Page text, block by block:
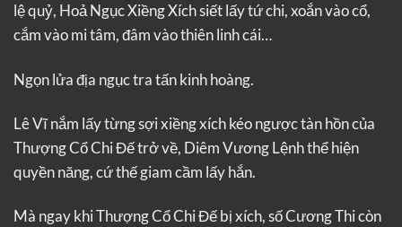
lệ quỷ, Hoả Ngục Xiềng Xích siết lấy tứ chi, xoắn vào cổ,
cắm vào mi tâm, đâm vào thiên linh cái…
Ngọn lửa địa ngục tra tấn kinh hoàng.
Lê Vĩ nắm lấy từng sợi xiềng xích kéo ngược tàn hồn của
Thượng Cổ Chi Đế trở về, Diêm Vương Lệnh thể hiện
quyền năng, cứ thế giam cầm lấy hắn.
Mà ngay khi Thượng Cổ Chi Đế bị xích, số Cương Thi còn